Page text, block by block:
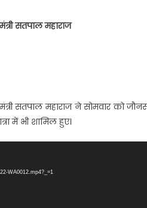
सतपाल महाराज
सतपाल महाराज ने सोमवार को
में भी शामिल हुए।
WA0012.mp4?_=1